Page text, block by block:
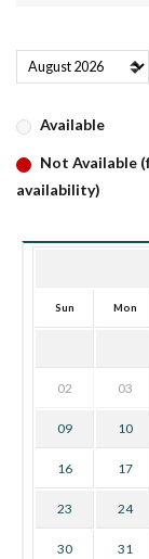
Available
Not Available
availability)
Sun Mon
02 03
09 10
16 17
23 24
30 31